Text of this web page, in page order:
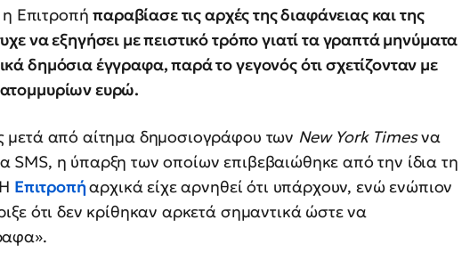
η Επιτροπήπαραβίασε τις αρχές της διαφάνειας και της
να εξηγήσει με πειστικό τρόπο γιατί τα γραπτά μηνύματα
δημόσια έγγραφα, παρά το γεγονός ότι σχετίζονταν με
ευρώ.
από αίτημα δημοσιογράφου των New York Timesνα
η ύπαρξη των οποίων επιβεβαιώθηκε από την ίδια τη
Επιτροπήαρχικά είχε αρνηθεί ότι υπάρχουν, ενώ ενώπιον
ότι δεν κρίθηκαν αρκετά σημαντικά ώστε να